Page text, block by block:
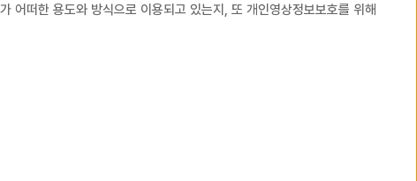
어떠한 용도와 방식으로 이용되고 있는지, 또 개인영상정보보호를 위해